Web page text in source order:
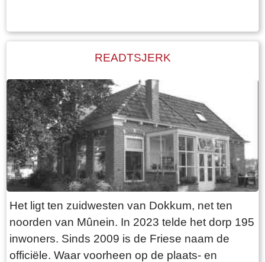
Oentsjerk is destijds door de gemeente
Tytsjerksteradiel aangewezen als groeikern en
telt ongeveer 1792 inwoners (2015). Door deze
ontwikkeling kan Oentsjerk haar voorzieningen
in stand houden en verder bouwen aan haar
toekomst. De vereniging voor Dorpsbelangen in
Oentsjerk zet zich op velerlei wijze in voor de
ontwikkeling en de leefbaarheid van ons dorp.
De dorpskrant “De Koeketromp” wordt
eveneens gebruikt om de betrokkenheid en de
onderlinge samenhang in ons dorp te vergroten.
Bron: Jan van der Zwaag
de “klyn”, de grondstof voor turf. Bron:
READTSJERK
Het ligt ten zuidwesten van Dokkum, net ten
noorden van Mûnein. In 2023 telde het dorp 195
inwoners. Sinds 2009 is de Friese naam de
officiële. Waar voorheen op de plaats- en